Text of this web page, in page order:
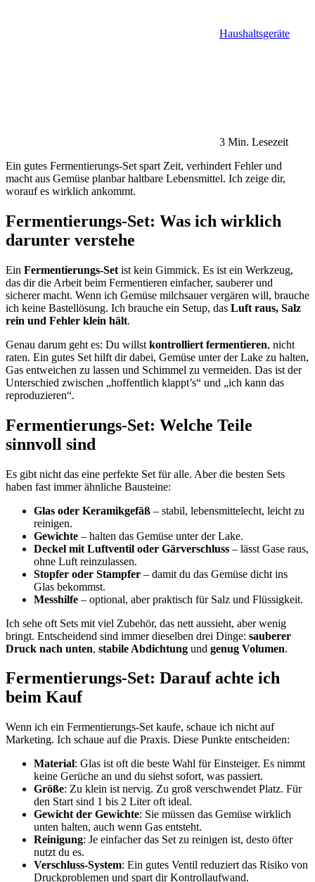
Haushaltsgeräte
3 Min. Lesezeit
Ein gutes Fermentierungs-Set spart Zeit, verhindert Fehler und
macht aus Gemüse planbar haltbare Lebensmittel. Ich zeige dir,
worauf es wirklich ankommt.
Fermentierungs-Set: Was ich wirklich
darunter verstehe
Ein Fermentierungs-Set ist kein Gimmick. Es ist ein Werkzeug,
das dir die Arbeit beim Fermentieren einfacher, sauberer und
sicherer macht. Wenn ich Gemüse milchsauer vergären will, brauche
ich keine Bastellösung. Ich brauche ein Setup, das Luft raus, Salz
rein und Fehler klein hält.
Genau darum geht es: Du willst kontrolliert fermentieren, nicht
raten. Ein gutes Set hilft dir dabei, Gemüse unter der Lake zu halten,
Gas entweichen zu lassen und Schimmel zu vermeiden. Das ist der
Unterschied zwischen „hoffentlich klappt’s“ und „ich kann das
reproduzieren“.
Fermentierungs-Set: Welche Teile
sinnvoll sind
Es gibt nicht das eine perfekte Set für alle. Aber die besten Sets
haben fast immer ähnliche Bausteine:
Glas oder Keramikgefäß – stabil, lebensmittelecht, leicht zu
reinigen.
Gewichte – halten das Gemüse unter der Lake.
Deckel mit Luftventil oder Gärverschluss – lässt Gase raus,
ohne Luft reinzulassen.
Stopfer oder Stampfer – damit du das Gemüse dicht ins
Glas bekommst.
Messhilfe – optional, aber praktisch für Salz und Flüssigkeit.
Ich sehe oft Sets mit viel Zubehör, das nett aussieht, aber wenig
bringt. Entscheidend sind immer dieselben drei Dinge: sauberer
Druck nach unten, stabile Abdichtung und genug Volumen.
Fermentierungs-Set: Darauf achte ich
beim Kauf
Wenn ich ein Fermentierungs-Set kaufe, schaue ich nicht auf
Marketing. Ich schaue auf die Praxis. Diese Punkte entscheiden:
Material: Glas ist oft die beste Wahl für Einsteiger. Es nimmt
keine Gerüche an und du siehst sofort, was passiert.
Größe: Zu klein ist nervig. Zu groß verschwendet Platz. Für
den Start sind 1 bis 2 Liter oft ideal.
Gewicht der Gewichte: Sie müssen das Gemüse wirklich
unten halten, auch wenn Gas entsteht.
Reinigung: Je einfacher das Set zu reinigen ist, desto öfter
nutzt du es.
Verschluss-System: Ein gutes Ventil reduziert das Risiko von
Druckproblemen und spart dir Kontrollaufwand.